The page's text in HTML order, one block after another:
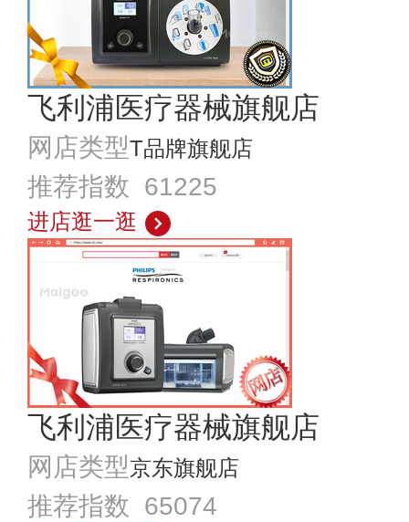
飞利浦医疗器械旗舰店
网店类型T品牌旗舰店
推荐指数 61225
进店逛一逛
飞利浦医疗器械旗舰店
网店类型京东旗舰店
推荐指数 65074